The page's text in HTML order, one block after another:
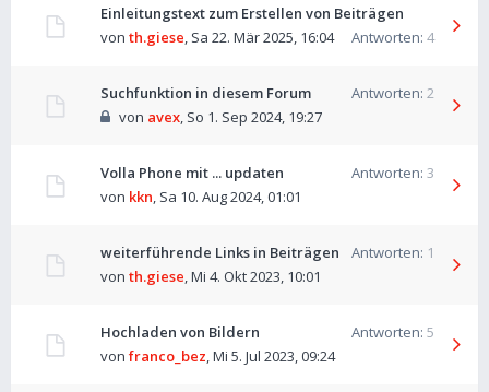
Einleitungstext zum Erstellen von Beiträgen
Antworten: 4
von th.giese, Sa 22. Mär 2025, 16:04
Suchfunktion in diesem Forum Antworten: 2
von avex, So 1. Sep 2024, 19:27
Volla Phone mit ... updaten Antworten: 3
von kkn, Sa 10. Aug 2024, 01:01
weiterführende Links in Beiträgen Antworten: 1
von th.giese,Mi 4. Okt 2023, 10:01
Hochladen von Bildern Antworten: 5
von franco_bez,Mi 5. Jul 2023, 09:24